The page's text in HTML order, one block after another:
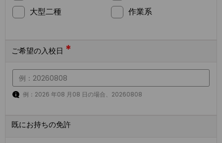
大型二種
作業系
ご希望の入校日 *
例：2026 年08 月08 日の場合、20260808
既にお持ちの免許